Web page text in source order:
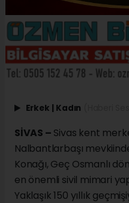
Erkek | Kadın
SİVAS – Sivas kent
Nalbantlarbaşı
Konağı, Geç Osmanlı
en önemli sivil mimari
Yaklaşık 150 yıllık